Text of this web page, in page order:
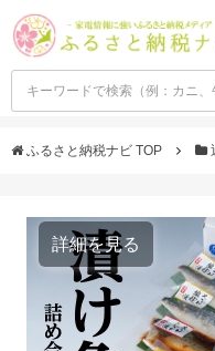
ふるさと納税ナビ TOP
詳細を見る